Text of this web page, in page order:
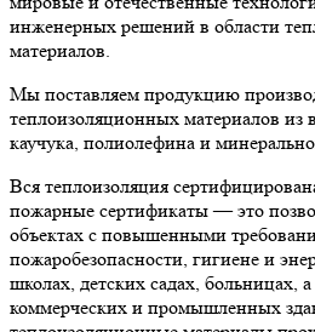
инженерных решений в области
материалов.
Мы поставляем продукцию
теплоизоляционных материалов из
каучука, полиолефина и
Вся теплоизоляция
пожарные сертификаты — это
объектах с повышенными
пожаробезопасности, гигиене и
школах, детских садах, больницах,
коммерческих и промышленных